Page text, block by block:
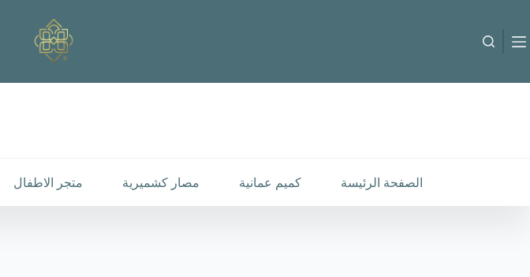
المحتوى
الصفحة الرئيسة كميم عمانية مصار كشميرية متجر الاطفال